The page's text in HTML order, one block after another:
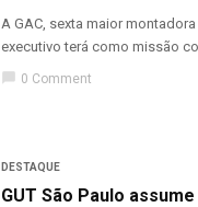
A GAC, sexta maior
executivo terá como missão
chat_bubble 0 Comment
DESTAQUE
GUT São Paulo